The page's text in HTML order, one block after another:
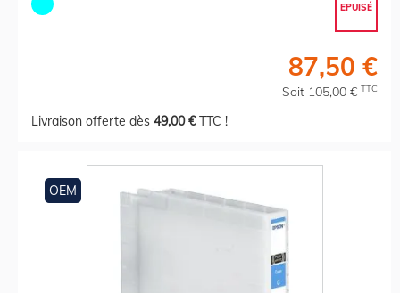
EPUISÉ
87,50 €
Soit 105,00 € TTC
Livraison offerte dès 49,00 €TTC !
OEM